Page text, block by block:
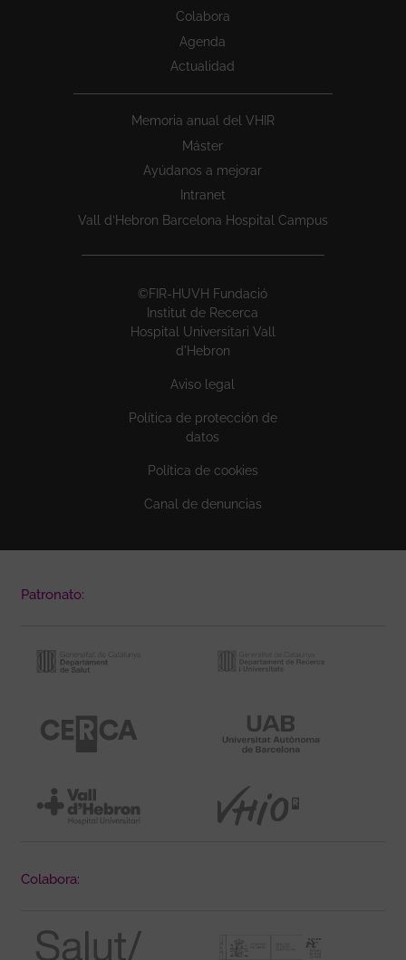
Colabora
Agenda
Actualidad
Memoria anual del VHIR
Máster
Ayúdanos a mejorar
Intranet
Vall d’Hebron Barcelona Hospital Campus
©FIR-HUVH Fundació
Institut de Recerca
Hospital Universitari Vall
d'Hebron
Aviso legal
Política de protección de
datos
Política de cookies
Canal de denuncias
Patronato:
Colabora: